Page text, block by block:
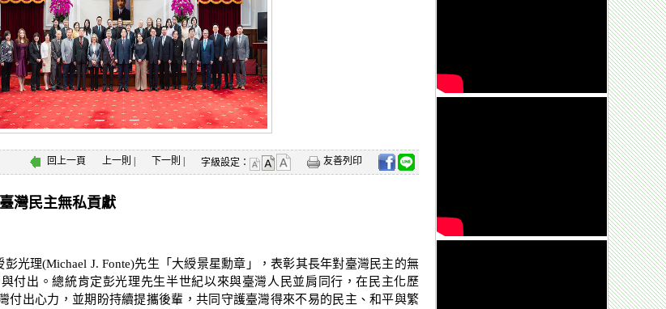
回上一頁 上一則 下一則 字級設定： 友善列印
灣民主無私貢獻
光理(Michael J. Fonte)先生「大綬景星勳章」，表彰其長年對臺灣民主的無
付出。總統肯定彭光理先生半世紀以來與臺灣人民並肩同行，在民主化歷
付出心力，並期盼持續提攜後輩，共同守護臺灣得來不易的民主、和平與繁